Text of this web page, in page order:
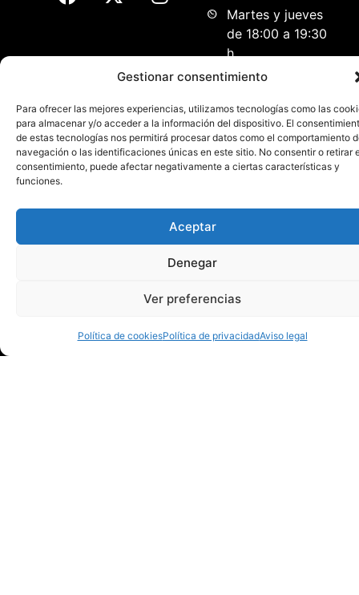
Gestionar consentimiento
Para ofrecer las mejores experiencias, utilizamos tecnologías como las
para almacenar y/o acceder a la información del dispositivo. El
de estas tecnologías nos permitirá procesar datos como el comportamiento
navegación o las identificaciones únicas en este sitio. No consentir o retirar
consentimiento, puede afectar negativamente a ciertas características y
funciones.
Aceptar
Denegar
Ver preferencias
Política de cookiesPolítica de privacidadAviso legal
Martes y jueves
de 18:00 a 19:30
h.
Miércoles de
Patrocinadores principales